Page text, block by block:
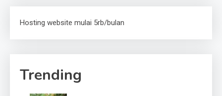
Hosting website mulai 5rb/bulan
Trending